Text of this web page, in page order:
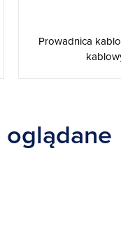
Prowadnica
oglądane